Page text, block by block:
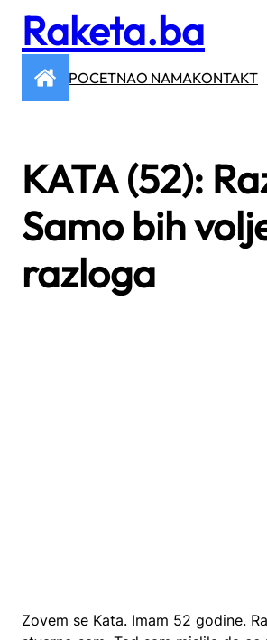
SkipRaketa.ba
POCETNAO NAMAKONTAKT
KATA (52):
Samo bih
razloga
Zovem se Kata. Imam 52 godine.